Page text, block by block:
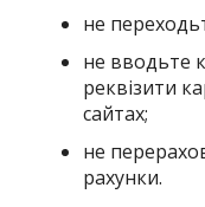
не
не вводьте
реквізити
сайтах;
не
рахунки.